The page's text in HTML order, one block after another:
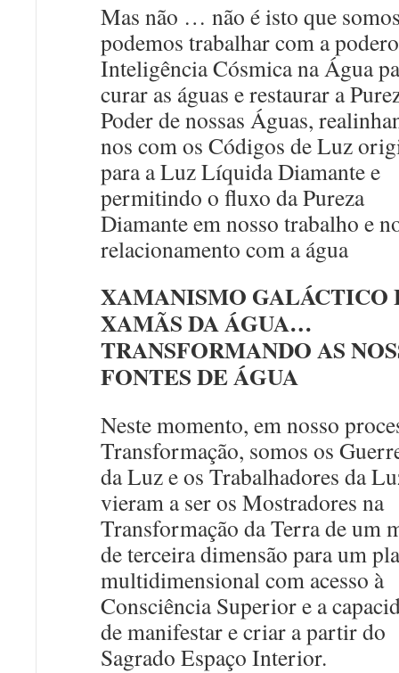
Mas não … não é isto que
podemos trabalhar com a
Inteligência Cósmica na Água
curar as águas e restaurar a
Poder de nossas Águas,
nos com os Códigos de Luz
para a Luz Líquida Diamante e
permitindo o fluxo da Pureza
Diamante em nosso trabalho e
relacionamento com a água
XAMANISMO GALÁCTICO
XAMÃS DA ÁGUA…
TRANSFORMANDO AS
FONTES DE ÁGUA
Neste momento, em nosso
Transformação, somos os
da Luz e os Trabalhadores da
vieram a ser os Mostradores na
Transformação da Terra de um
de terceira dimensão para um
multidimensional com acesso à
Consciência Superior e a
de manifestar e criar a partir do
Sagrado Espaço Interior.